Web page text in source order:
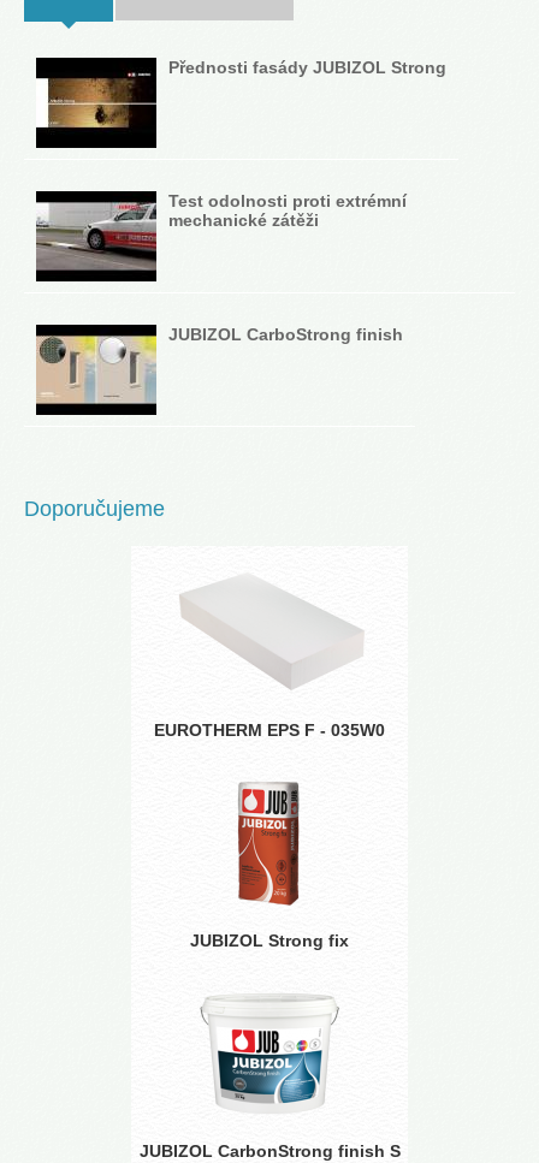
Přednosti fasády JUBIZOL Strong
Test odolnosti proti extrémní
mechanické zátěži
JUBIZOL CarboStrong finish
Doporučujeme
EUROTHERM EPS F - 035W0
JUBIZOL Strong fix
JUBIZOL CarbonStrong finish S